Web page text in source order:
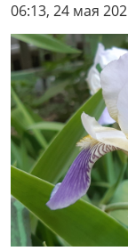
06:13, 24 мая